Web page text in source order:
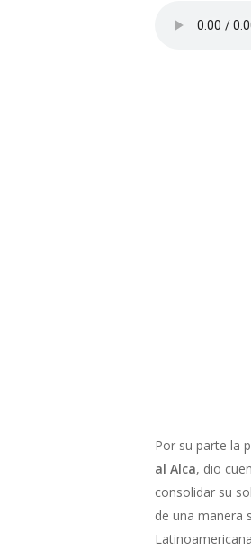
Por su parte la
al Alca, dio
consolidar su
de una manera